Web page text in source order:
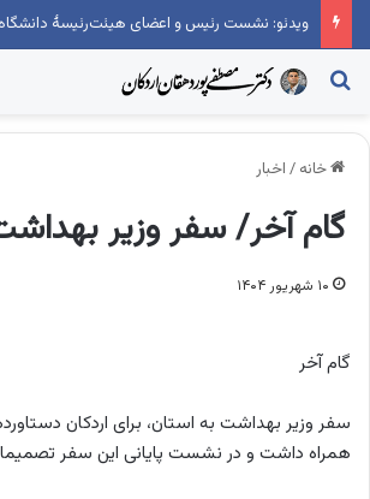
جستجو...
خانه / اخبار
گام آخر/ سفر وزیر
۱۰ شهریور ۱۴۰۴
گام آخر
سفر وزیر بهداشت به استان، برای اردکان
همراه داشت و در نشست پایانی این سفر